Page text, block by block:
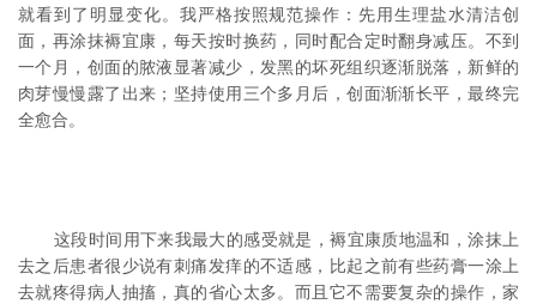
就看到了明显变化。我严格按照规范操作：先用生理盐水清洁创
面，再涂抹褥宜康，每天按时换药，同时配合定时翻身减压。不到
一个月，创面的脓液显著减少，发黑的坏死组织逐渐脱落，新鲜的
肉芽慢慢露了出来；坚持使用三个多月后，创面渐渐长平，最终完
全愈合。
这段时间用下来我最大的感受就是，褥宜康质地温和，涂抹上
去之后患者很少说有刺痛发痒的不适感，比起之前有些药膏一涂上
去就疼得病人抽搐，真的省心太多。而且它不需要复杂的操作，家